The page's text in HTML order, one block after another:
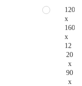
120
x
160
x
12
20
x
90
x